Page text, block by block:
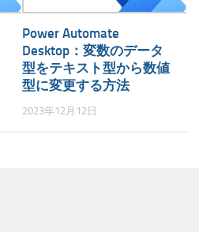
Power Automate
Desktop：変数のデータ
型をテキスト型から数値
型に変更する方法
2023年12月12日